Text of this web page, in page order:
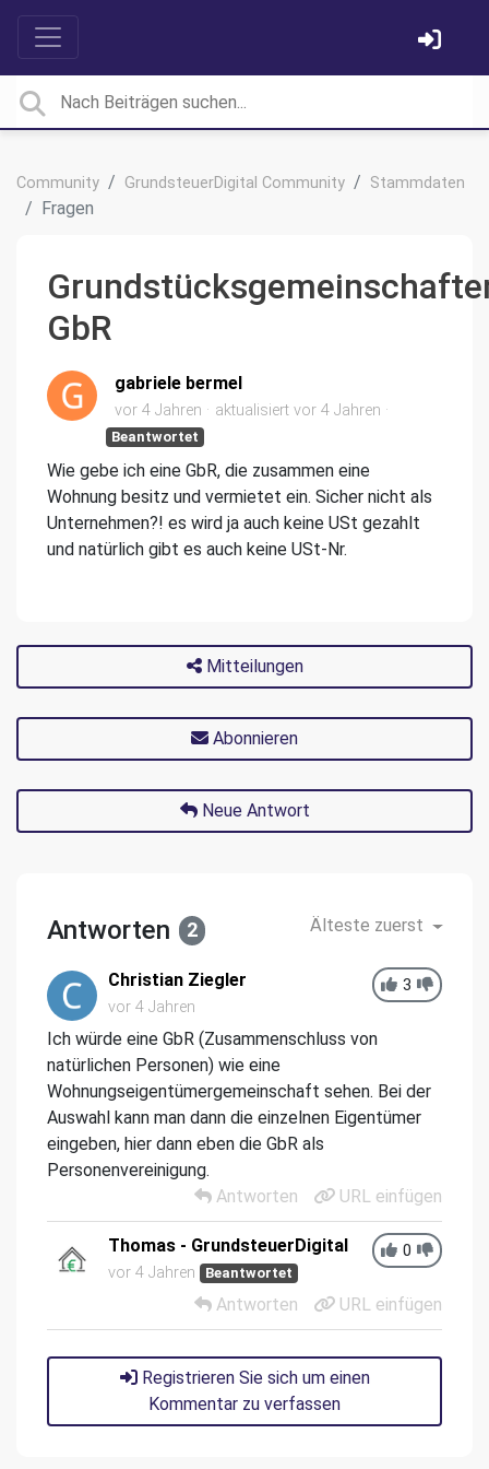
Community GrundsteuerDigital Community Stammdaten
Fragen
GbR
gabriele bermel
vor 4 Jahren aktualisiert vor 4 Jahren
Beantwortet
Wie gebe ich eine GbR, die zusammen eine
Wohnung besitz und vermietet ein. Sicher nicht als
Unternehmen?! es wird ja auch keine USt gezahlt
und natürlich gibt es auch keine USt-Nr.
Mitteilungen
Abonnieren
Neue Antwort
Antworten 2 Älteste zuerst
3
Christian Ziegler
vor 4 Jahren
Ich würde eine GbR (Zusammenschluss von
natürlichen Personen) wie eine
Wohnungseigentümergemeinschaft sehen. Bei der
Auswahl kann man dann die einzelnen Eigentümer
eingeben, hier dann eben die GbR als
Personenvereinigung.
Antworten
URL einfügen
0
Thomas - GrundsteuerDigital
vor 4 Jahren Beantwortet
Antworten URL einfügen
Registrieren Sie sich um einen
Kommentar zu verfassen